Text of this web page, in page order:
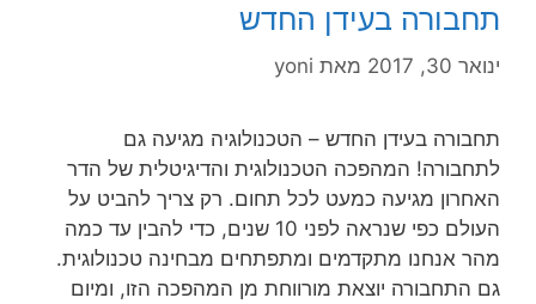
תחבורה בעידן החדש
ינואר 30, 2017 מאתyoni
תחבורה בעידן החדש – הטכנולוגיה מגיעה גם
לתחבורה! המהפכה הטכנולוגית והדיגיטלית של הדר
האחרון מגיעה כמעט לכל תחום. רק צריך להביט על
העולם כפי שנראה לפני 10 שנים, כדי להבין עד כמה
מהר אנחנו מתקדמים ומתפתחים מבחינה טכנולוגית.
גם התחבורה יוצאת מורווחת מן המהפכה הזו, ומיום